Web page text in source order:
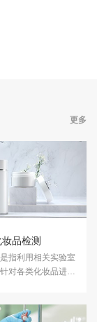
更多
品检测
指利用相关实验室
对各类化妆品进行
，保障消费者健